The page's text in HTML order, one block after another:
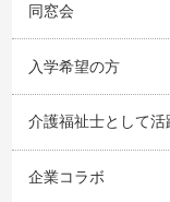
同窓会
入学希望の方
介護福祉士として活
企業コラボ